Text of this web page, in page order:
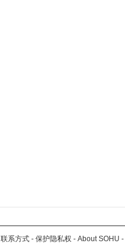
联系方式 - 保护隐私权 - About SOHU -